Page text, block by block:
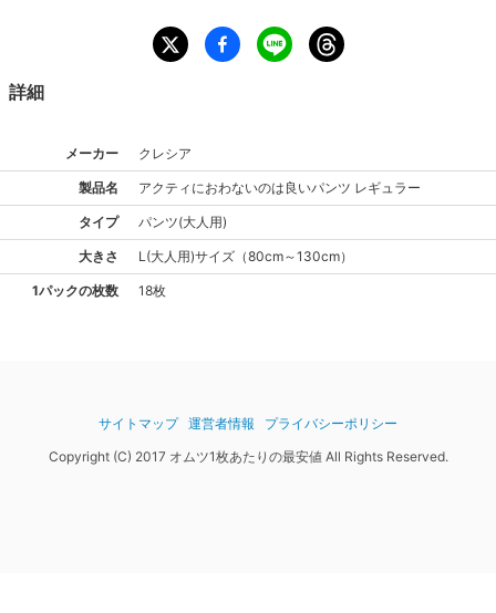
詳細
メーカー クレシア
製品名 アクティ におわないのは良いパンツ レギュラー
タイプ パンツ(大人用)
大きさ L(大人用)サイズ （80cm～130cm）
1パックの枚数 18枚
サイトマップ 運営者情報
プライバシーポリシー
Copyright (C) 2017 オムツ1枚あたりの最安値 All Rights Reserved.